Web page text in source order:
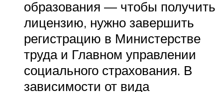
образования — чтобы получить
лицензию, нужно завершить
регистрацию в Министерстве
труда и Главном управлении
социального страхования. В
зависимости от вида